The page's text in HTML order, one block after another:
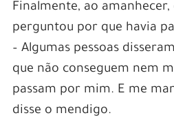
Finalmente, ao
perguntou por que havia
– Algumas pessoas
que não conseguem nem
passam por mim. E me
disse o mendigo.